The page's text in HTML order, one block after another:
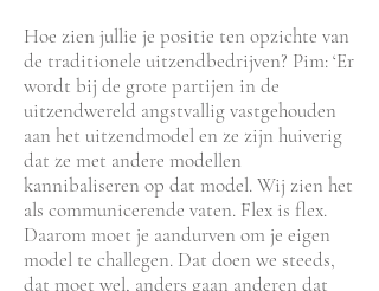
Hoe zien jullie je positie ten opzichte van
de traditionele uitzendbedrijven? Pim: ‘Er
wordt bij de grote partijen in de
uitzendwereld angstvallig vastgehouden
aan het uitzendmodel en ze zijn huiverig
dat ze met andere modellen
kannibaliseren op dat model. Wij zien het
als communicerende vaten. Flex is flex.
Daarom moet je aandurven om je eigen
model te challegen. Dat doen we steeds,
dat moet wel, anders gaan anderen dat